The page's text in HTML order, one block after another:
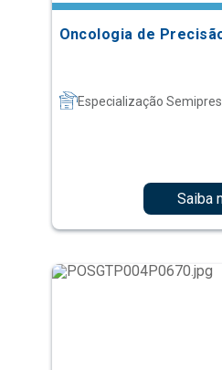
Oncologia de
Especialização
Saiba